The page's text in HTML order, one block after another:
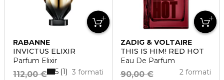
RABANNE
INVICTUS ELIXIR
Parfum Elixir
112,00 € 3 formati
5 1
ZADIG & VOLTAIRE
THIS IS HIM! RED HOT
Eau De Parfum
90,00 € 2 formati